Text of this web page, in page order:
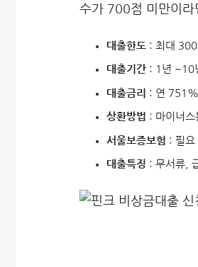
수가 700점 미만이라
대출한도 : 최대 300
대출기간: 1년 ~10
대출금리 : 연
상환방법 : 마이너스
서울보증보험 : 필요
대출특징 : 무서류,